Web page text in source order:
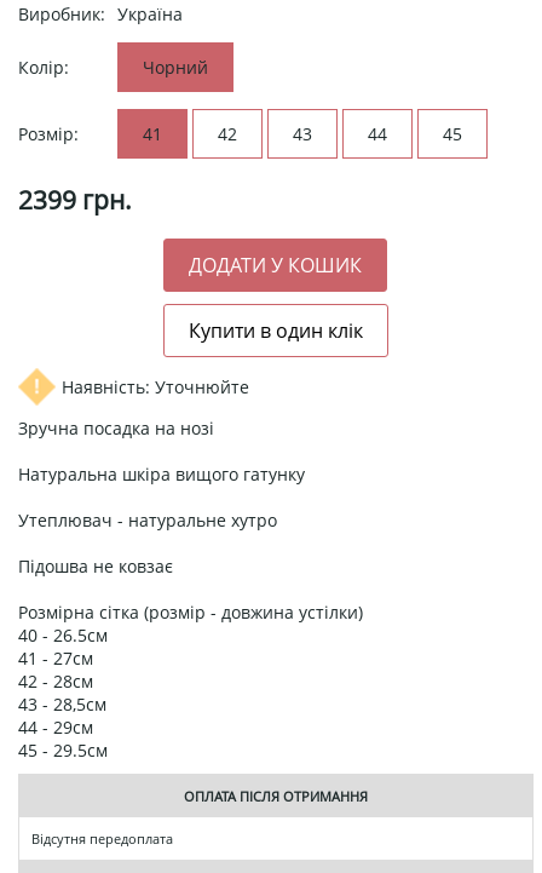
Виробник: Україна
Колір: Чорний
Розмір: 41 42 43 44 45
2399 грн.
Наявність: Уточнюйте
Зручна посадка на нозі
Натуральна шкіра вищого гатунку
Утеплювач - натуральне хутро
Підошва не ковзає
Розмірна сітка (розмір - довжина устілки)
40 - 26.5см
41 - 27см
42 - 28см
43 - 28,5см
44 - 29см
45 - 29.5см
ОПЛАТА ПІСЛЯ ОТРИМАННЯ
Відсутня передоплата